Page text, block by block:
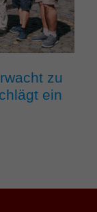
zu
ein